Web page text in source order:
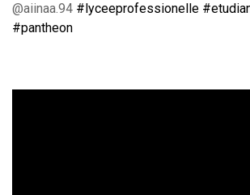
@aiinaa.94 #lyceeprofessionelle
#pantheon